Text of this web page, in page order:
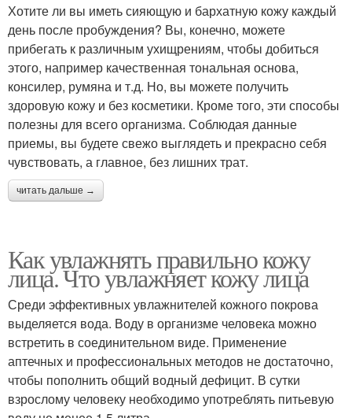
Хотите ли вы иметь сияющую и бархатную кожу каждый
день после пробуждения? Вы, конечно, можете
прибегать к различным ухищрениям, чтобы добиться
этого, например качественная тональная основа,
консилер, румяна и т.д. Но, вы можете получить
здоровую кожу и без косметики. Кроме того, эти способы
полезны для всего организма. Соблюдая данные
приемы, вы будете свежо выглядеть и прекрасно себя
чувствовать, а главное, без лишних трат.
читать дальше →
Как увлажнять правильно кожу
лица. Что увлажняет кожу лица
Среди эффективных увлажнителей кожного покрова
выделяется вода. Воду в организме человека можно
встретить в соединительном виде. Применение
аптечных и профессиональных методов не достаточно,
чтобы пополнить общий водный дефицит. В сутки
взрослому человеку необходимо употреблять питьевую